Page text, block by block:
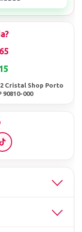
Cristal Shop Porto
90810-000